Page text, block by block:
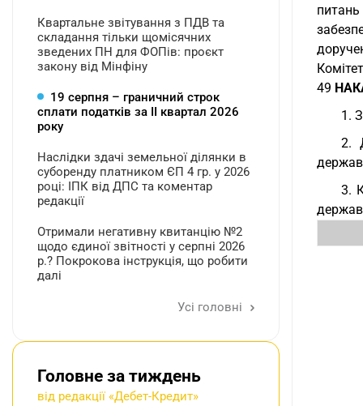
49
1.
2.
3.
Квартальне звітування з ПДВ та
складання тільки щомісячних
зведених ПН для ФОПів: проєкт
закону від Мінфіну
19 серпня – граничний строк
сплати податків за ІI квартал 2026
року
Наслідки здачі земельної ділянки в
суборенду платником ЄП 4 гр. у 2026
році: ІПК від ДПС та коментар
редакції
Отримали негативну квитанцію №2
щодо єдиної звітності у серпні 2026
р.? Покрокова інструкція, що робити
далі
Усі головні
Головне за тиждень
від редакції «Дебет-Кредит»